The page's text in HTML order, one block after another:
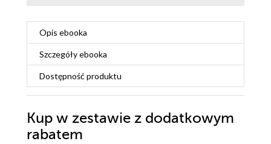
Opis ebooka
Szczegółyebooka
Dostępność produktu
Kup w zestawie z dodatkowym
rabatem